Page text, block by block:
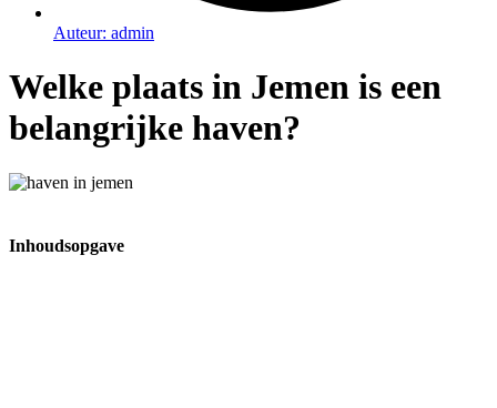
Auteur: admin
Welke plaats in Jemen is een
belangrijke haven?
Inhoudsopgave